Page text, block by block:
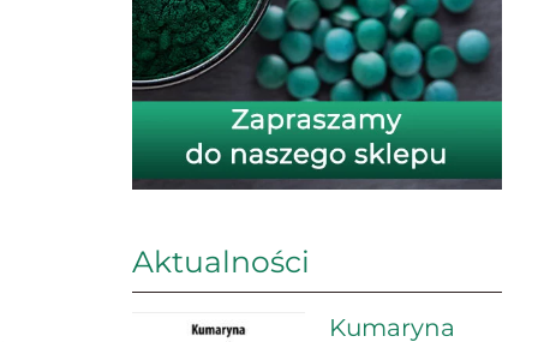
Aktualności
Kumaryna